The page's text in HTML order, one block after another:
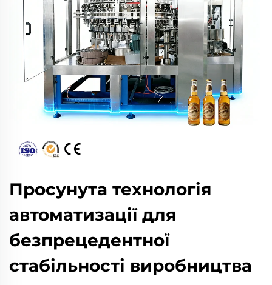
Просунута технологія
автоматизації для
безпрецедентної
стабільності виробництва